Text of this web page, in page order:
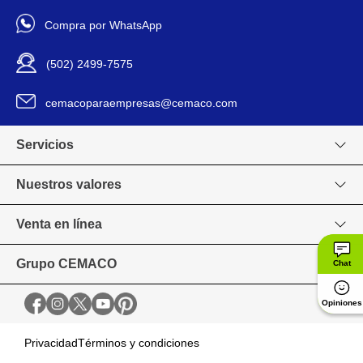
Modelo
Presentación
Código SKU 1196538
Compra por WhatsApp
(502) 2499-7575
cemacoparaempresas@cemaco.com
Servicios
Nuestros valores
Venta en línea
Grupo CEMACO
PrivacidadTérminos y condiciones
Chat
Opiniones